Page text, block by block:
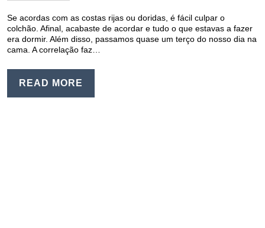
Se acordas com as costas rijas ou doridas, é fácil culpar o
colchão. Afinal, acabaste de acordar e tudo o que estavas a fazer
era dormir. Além disso, passamos quase um terço do nosso dia na
cama. A correlação faz…
READ MORE